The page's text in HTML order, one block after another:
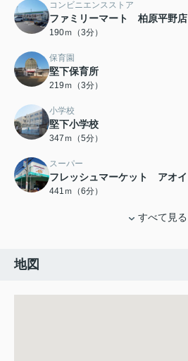
コンビニエンスストア
ファミリーマート 柏原平野店
190ｍ（3分）
保育園
堅下保育所
219ｍ（3分）
小学校
堅下小学校
347ｍ（5分）
スーパー
フレッシュマーケット アオイ
441ｍ（6分）
すべて見る
地図